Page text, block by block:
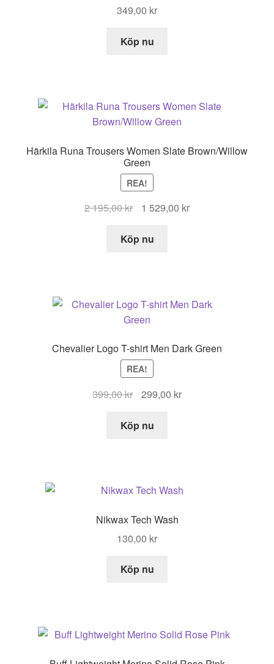
349,00 kr
Köp nu
Härkila Runa Trousers Women Slate Brown/Willow
Green
REA!
2 195,00kr
Det
priset
1 529,00 krDet
Köp nu
Chevalier Logo T-shirt Men Dark Green
REA!
399,00kr
Det
priset
299,00 krDet
Köp nu
Nikwax Tech Wash
130,00 kr
Köp nu